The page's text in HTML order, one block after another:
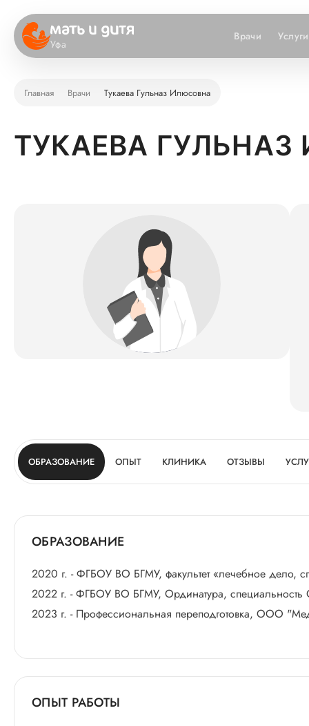
Уфа
Врачи Услуги
Главная Врачи Тукаева Гульназ Илюсовна
ТУКАЕВА
ОБРАЗОВАНИЕ ОПЫТ КЛИНИКА ОТЗЫВЫ
ОБРАЗОВАНИЕ
2020 г. - ФГБОУ ВО БГМУ, факультет «лечебное дело,
2022 г. - ФГБОУ ВО БГМУ, Ординатура, специальность
2023 г. - Профессиональная переподготовка, ООО
ОПЫТ РАБОТЫ